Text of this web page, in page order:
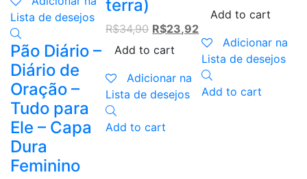
Lista de desejos
Pão Diário –
Diário de
Oração –
Tudo para
Ele – Capa
Dura
Feminino
terra)
R$34,90 Original
price
R$34,90.
R$23,92Current
price
is:
R$23,92.
Add to cart
Adicionar na
Lista de desejos
Add to cart
Add to cart
Adicionar na
Lista de desejos
Add to cart